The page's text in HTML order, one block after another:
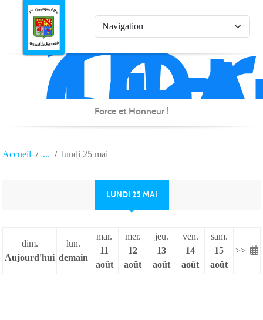
de
Force et Honneur !
Accueil lundi 25 mai
LUNDI 25 MAI
dim.
Aujourd'hui
lun.
demain
mar.
11
août
mer.
12
août
jeu.
13
août
ven.
14
août
sam.
15
août
>>
Panneau de gestion des cookies